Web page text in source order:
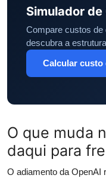
Simulador
Compare custos de
descubra a
Calcular
O que muda
daqui para
O adiamento da OpenAI